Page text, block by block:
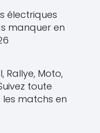
électriques
manquer en
Rallye, Moto,
toute
matchs en